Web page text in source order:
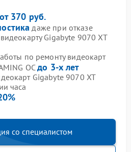
от 370 руб.
даже при отказе
Gigabyte 9070 XT
по ремонту видеокарт
OCдо 3-х лет
Gigabyte 9070 XT
часа
со специалистом